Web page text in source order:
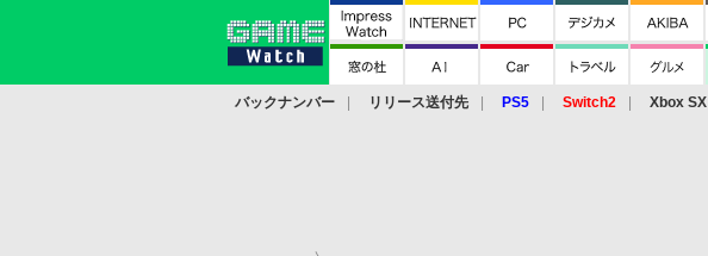
バックナンバー リリース送付先 PS5 Switch2 Xbox SX